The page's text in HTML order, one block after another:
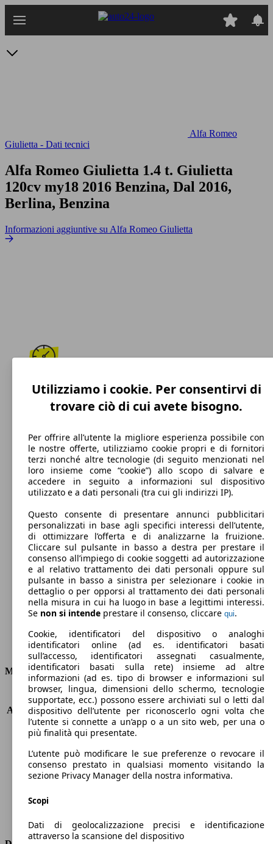
Alfa Romeo
Giulietta - Dati tecnici
Alfa Romeo Giulietta 1.4 t. Giulietta
120cv my18 2016 Benzina, Dal 2016,
Berlina, Benzina
Informazioni aggiuntive su Alfa Romeo Giulietta
195 km/h
Velocità massima
Benzina
Carburante
164 g/km
Emissioni di CO2 (combinato)*
Consumi
Motore e Prestazioni
KW (PS)
88 kW (120 PS)
Accelerazione (0-100 km/h)
9.4s
Velocità massima (km/h)
195 km/h
Numero di marce
6
Coppia
215 nm
Cilindrata
1368 ccm
Carburante
Benzina
Trasmissione
Utilizziamo i cookie. Per consentirvi di
trovare ciò di cui avete bisogno.
Per offrire all’utente la migliore esperienza possibile con
le nostre offerte, utilizziamo cookie propri e di fornitori
terzi nonché altre tecnologie (di seguito menzionati nel
loro insieme come “cookie”) allo scopo di salvare e
accedere in seguito a informazioni sul dispositivo
utilizzato e a dati personali (tra cui gli indirizzi IP).
Questo consente di presentare annunci pubblicitari
personalizzati in base agli specifici interessi dell’utente,
di ottimizzare l’offerta e di analizzarne la fruizione.
Cliccare sul pulsante in basso a destra per prestare il
consenso all’impiego di cookie soggetti ad autorizzazione
e al relativo trattamento dei dati personali oppure sul
pulsante in basso a sinistra per selezionare i cookie in
dettaglio o per opporsi al trattamento dei dati personali
nella misura in cui ha luogo in base a legittimi interessi.
Se non si intende prestare il consenso, cliccare qui.
Cookie, identificatori del dispositivo o analoghi
identificatori online (ad es. identificatori basati
sull’accesso, identificatori assegnati casualmente,
identificatori basati sulla rete) insieme ad altre
informazioni (ad es. tipo di browser e informazioni sul
browser, lingua, dimensioni dello schermo, tecnologie
supportate, ecc.) possono essere archiviati sul o letti dal
dispositivo dell’utente per riconoscerlo ogni volta che
l’utente si connette a un’app o a un sito web, per una o
più finalità qui presentate.
L’utente può modificare le sue preferenze o revocare il
consenso prestato in qualsiasi momento visitando la
sezione Privacy Manager della nostra informativa.
Scopi
Dati di geolocalizzazione precisi e identificazione
attraverso la scansione del dispositivo